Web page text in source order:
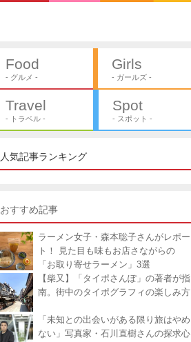
Food
- グルメ -
Girls
- ガールズ -
Travel
- トラベル -
Spot
- スポット -
人気記事ランキング
おすすめ記事
ラーメン女子・森本聡子さんがレポー
ト！ 見た目も味もお店さながらの
「お取り寄せラーメン」3選
【柴又】「タイポさんぽ」の著者が指
南。街中のタイポグラフィの楽しみ方
「未知との出会いがある限り旅はやめ
ない」写真家・石川直樹さんの探求心